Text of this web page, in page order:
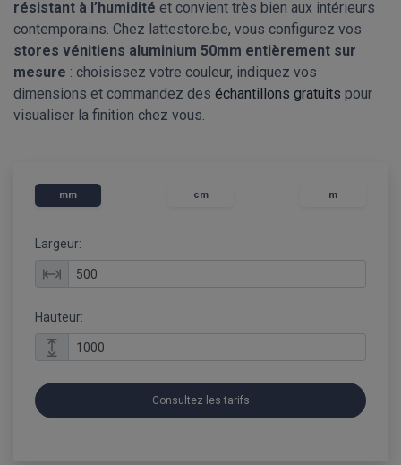
résistant à l’humidité et convient très bien aux intérieurs
contemporains. Chez lattestore.be, vous configurez vos
stores vénitiens aluminium 50mm entièrement sur
mesure : choisissez votre couleur, indiquez vos
dimensions et commandez des échantillons gratuits pour
visualiser la finition chez vous.
mm cm m
Largeur:
Hauteur:
Consultez les tarifs